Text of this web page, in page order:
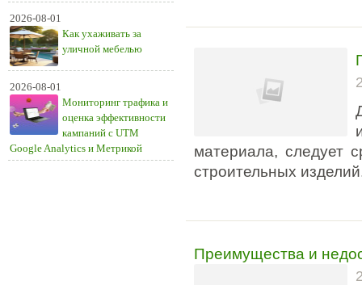
2026-08-01
Как ухаживать за
уличной мебелью
2026-08-01
Мониторинг трафика и
оценка эффективности
кампаний с UTM
Google Analytics и Метрикой
материала, следует
строительных
Преимущества и